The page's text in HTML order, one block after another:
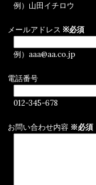
例）山田イチロウ
メールアドレス ※必須
例）aaa@aa.co.jp
電話番号
012-345-678
お問い合わせ内容 ※必須